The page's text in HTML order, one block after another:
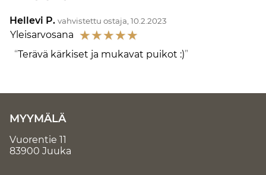
Hellevi P. vahvistettu ostaja, 10.2.2023
Yleisarvosana ☆☆☆☆☆
Terävä kärkiset ja mukavat puikot :)
MYYMÄLÄ
Vuorentie 11
83900 Juuka